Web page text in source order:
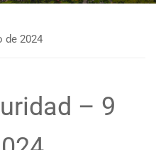
de 2024
– 9